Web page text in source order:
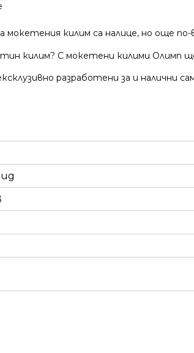
килим са налице, но още
килим? С мокетени килими Олимп
разработени за и налични